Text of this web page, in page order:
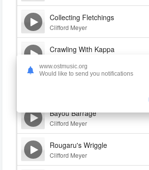
Collecting Fletchings
Clifford Meyer
Crawling With Kappa
Bayou Barrage
Clifford Meyer
Rougaru's Wriggle
Clifford Meyer
www.ostmusic.org
Would like to send you notifications